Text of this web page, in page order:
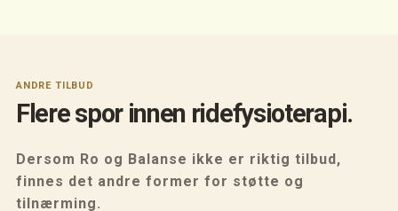
ANDRE TILBUD
Flere spor innen ridefysioterapi.
Dersom Ro og Balanse ikke er riktig tilbud,
finnes det andre former for støtte og
tilnærming.